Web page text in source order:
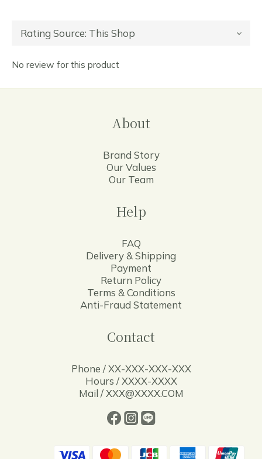
No review for this product
About
Brand Story
Our Values
Our Team
Help
FAQ
Delivery & Shipping
Payment
Return Policy
Terms & Conditions
Anti-Fraud Statement
Contact
Phone / XX-XXX-XXX-XXX
Hours / XXXX-XXXX
Mail / XXX@XXXX.COM